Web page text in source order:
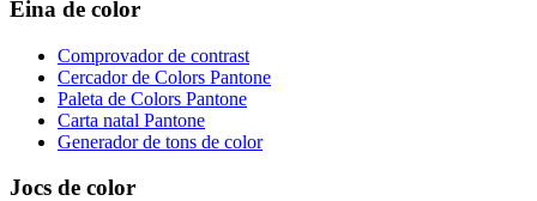
Eina de color
Comprovador de contrast
Cercador de Colors Pantone
Paleta de Colors Pantone
Carta natal Pantone
Generador de tons de color
Jocs de color